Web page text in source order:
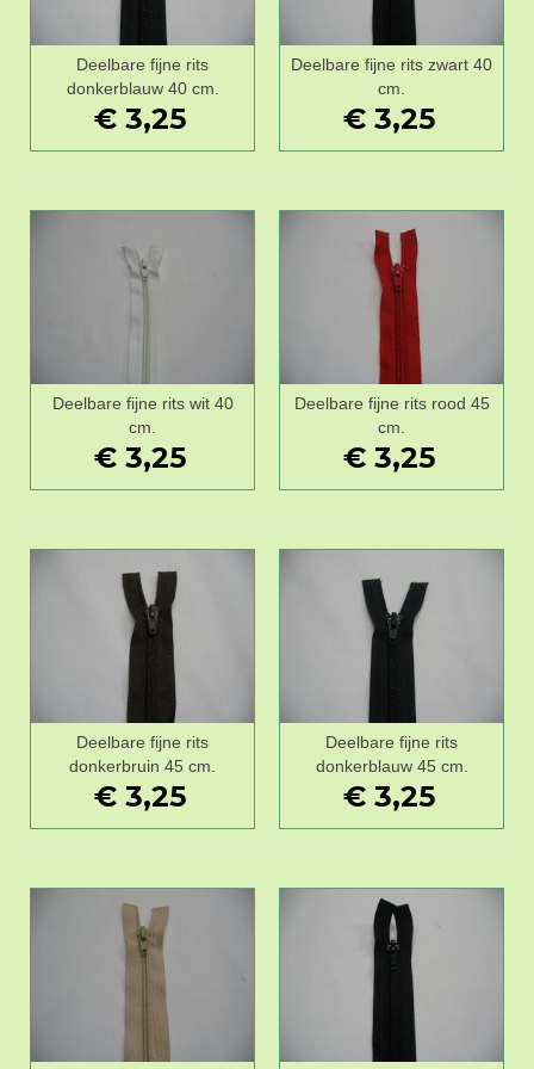
Deelbare fijne rits
donkerblauw 40 cm.
€ 3,25
Deelbare fijne rits zwart 40
cm.
€ 3,25
Deelbare fijne rits wit 40
cm.
€ 3,25
Deelbare fijne rits rood 45
cm.
€ 3,25
Deelbare fijne rits
donkerbruin 45 cm.
€ 3,25
Deelbare fijne rits
donkerblauw 45 cm.
€ 3,25